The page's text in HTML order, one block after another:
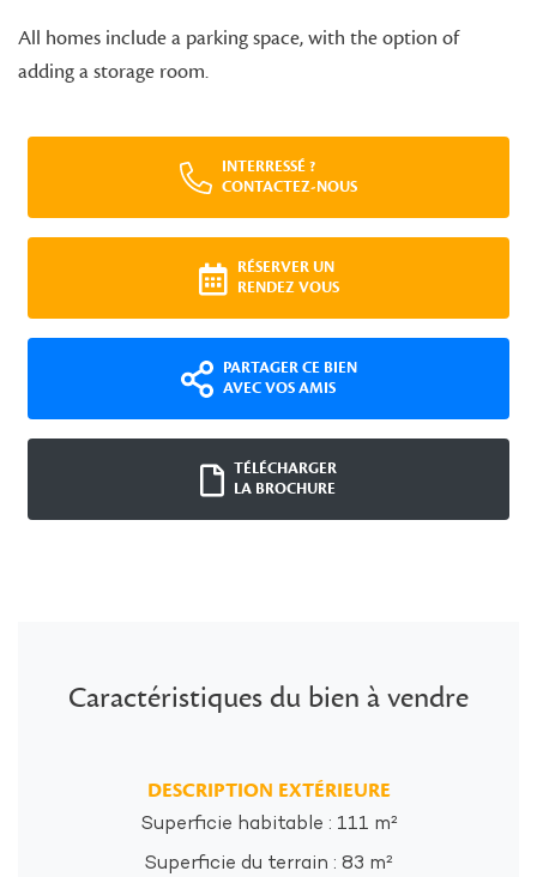
All homes include a parking space, with the option of
adding a storage room.
INTERRESSÉ ?
CONTACTEZ-NOUS
RÉSERVER UN
RENDEZ VOUS
PARTAGER CE BIEN
AVEC VOS AMIS
TÉLÉCHARGER
LA BROCHURE
Caractéristiques du bien à vendre
DESCRIPTION EXTÉRIEURE
Superficie habitable : 111 m²
Superficie du terrain : 83 m²